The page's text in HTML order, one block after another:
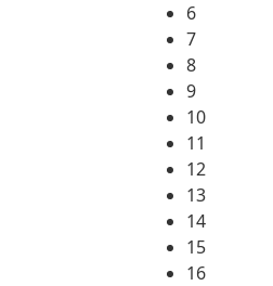
6
7
8
9
10
11
12
13
14
15
16